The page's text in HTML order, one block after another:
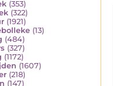
(353)
(322)
(1921)
(13)
(484)
(327)
(1172)
(1607)
(218)
(147)